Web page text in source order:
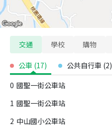
交通 學校 購物
公車 (17) 公共自行車 (2)
0 國聖一街公車站
1 國聖一街公車站
2 中山國小公車站